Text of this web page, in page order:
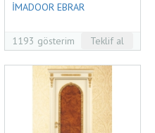
İMADOOR EBRAR
1193 gösterim Teklif al